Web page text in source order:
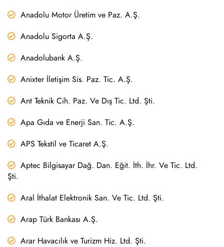
Anadolu Motor Üretim ve Paz. A.Ş.
Anadolu Sigorta A.Ş.
Anadolubank A.Ş.
Anixter İletişim Sis. Paz. Tic. A.Ş.
Ant Teknik Cih. Paz. Ve Dış Tic. Ltd. Şti.
Apa Gıda ve Enerji San. Tic. A.Ş.
APS Tekstil ve Ticaret A.Ş.
Aptec Bilgisayar Dağ. Dan. Eğit. İth. İhr. Ve Tic. Ltd.
Şti.
Aral İthalat Elektronik San. Ve Tic. Ltd. Şti.
Arap Türk Bankası A.Ş.
Arar Havacılık ve Turizm Hiz. Ltd. Şti.